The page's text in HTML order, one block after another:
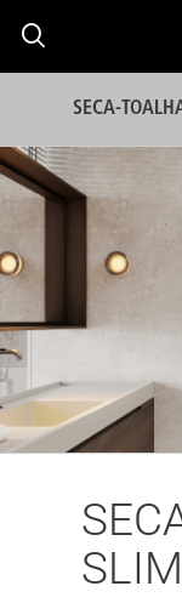
SECA-
SLIM
PRESS
SOBRE